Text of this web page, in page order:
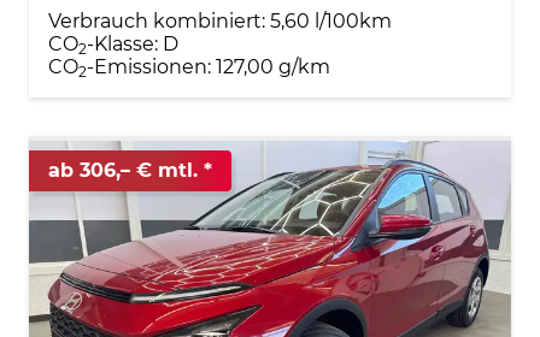
Verbrauch kombiniert: 5,60 l/100km
CO2-Klasse: D
CO2-Emissionen: 127,00 g/km
ab 306,– € mtl.